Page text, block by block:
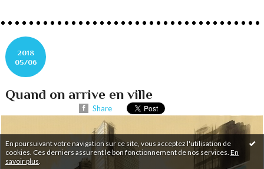
En poursuivant votre navigation sur ce site, vous acceptez l'utilisation de
cookies. Ces derniers assurent le bon fonctionnement de nos services. En
savoir plus
2018
05/06
Quand on arrive en ville
Share